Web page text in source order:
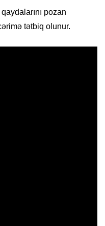
pozan
tətbiq olunur.